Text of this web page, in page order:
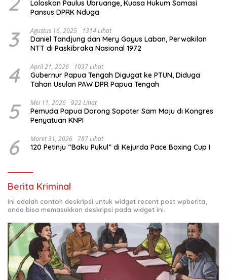
Loloskan Paulus Ubruange, Kuasa Hukum Somasi
Pansus DPRK Nduga
3 Agustus 16, 2025 1314 Lihat
Daniel Tandjung dan Mery Gayus Laban, Perwakilan
NTT di Paskibraka Nasional 1972
4 April 21, 2026 1037 Lihat
Gubernur Papua Tengah Digugat ke PTUN, Diduga
Tahan Usulan PAW DPR Papua Tengah
5 Mei 11, 2026 922 Lihat
Pemuda Papua Dorong Sopater Sam Maju di Kongres
Penyatuan KNPI
6 Maret 31, 2026 787 Lihat
120 Petinju “Baku Pukul” di Kejurda Pace Boxing Cup I
Berita Kriminal
Ini adalah contoh deskripsi untuk widget recent post wpberita,
anda bisa memasukkan deskripsi pada widget ini.